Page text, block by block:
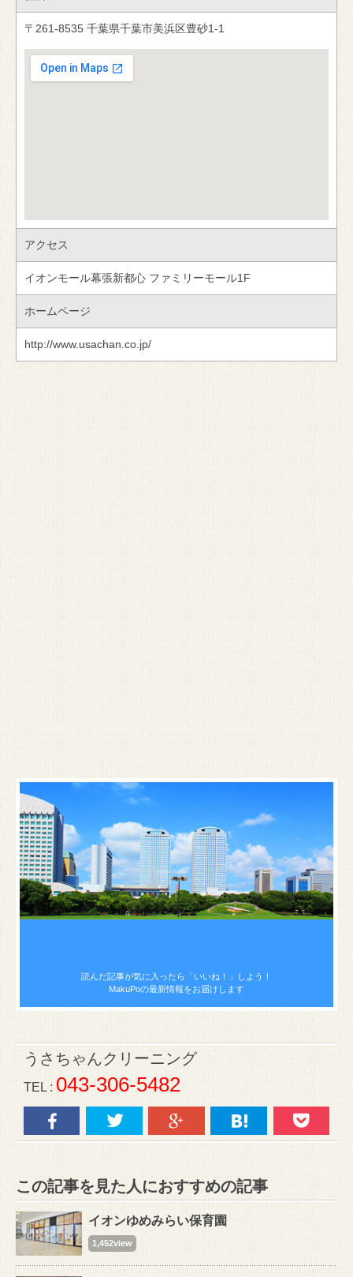
〒261-8535 千葉県千葉市美浜区豊砂1-1
アクセス
イオンモール幕張新都心 ファミリーモール1F
ホームページ
http://www.usachan.co.jp/
読んだ記事が気に入ったら 「いいね！」しよう！
MakuPoの最新情報をお届けします
うさちゃんクリーニング
TEL : 043-306-5482
この記事を見た人におすすめの記事
イオンゆめみらい保育園
1,452view